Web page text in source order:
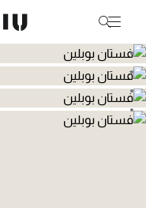
انتقال إلى الصورة 1
انتقال إلى الصورة 2
انتقال إلى الصورة 3
انتقال إلى الصورة 4
انتقال إلى الصورة 5